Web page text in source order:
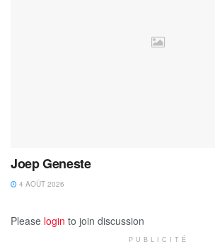
Joep Geneste
4 AOÛT 2026
Please login to join discussion
PUBLICITÉ